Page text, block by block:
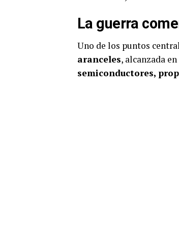
La guerra
Uno de los puntos
aranceles, alcanzada
semiconductores,